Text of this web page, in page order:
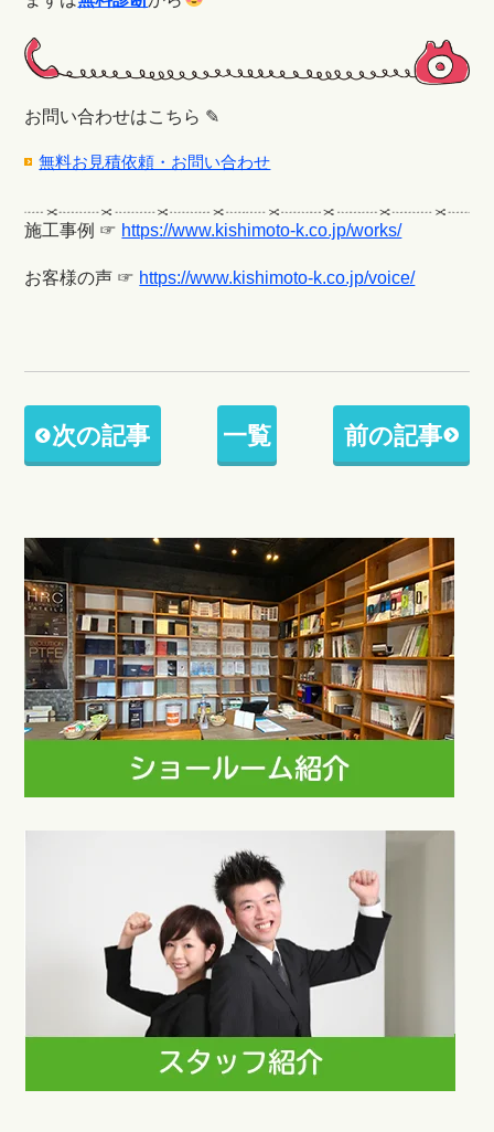
お問い合わせはこちら ✎
無料お見積依頼・お問い合わせ
施工事例 ☞ https://www.kishimoto-k.co.jp/works/
お客様の声 ☞ https://www.kishimoto-k.co.jp/voice/
次の記事 一覧 前の記事